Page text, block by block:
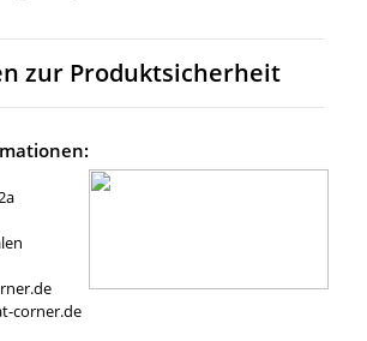
zur Produktsicherheit
corner.de